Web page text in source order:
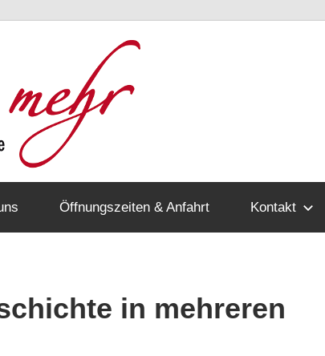
mehr
Öffnungszeiten & Anfahrt Kontakt
in mehreren